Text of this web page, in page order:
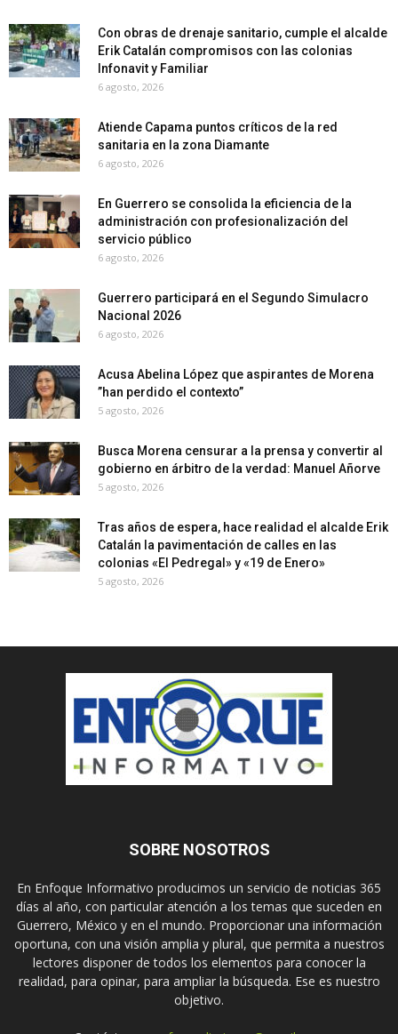
Con obras de drenaje sanitario, cumple el alcalde
Erik Catalán compromisos con las colonias
Infonavit y Familiar
6 agosto, 2026
Atiende Capama puntos críticos de la red
sanitaria en la zona Diamante
6 agosto, 2026
En Guerrero se consolida la eficiencia de la
administración con profesionalización del
servicio público
6 agosto, 2026
Guerrero participará en el Segundo Simulacro
Nacional 2026
6 agosto, 2026
Acusa Abelina López que aspirantes de Morena
”han perdido el contexto”
5 agosto, 2026
Busca Morena censurar a la prensa y convertir al
gobierno en árbitro de la verdad: Manuel Añorve
5 agosto, 2026
Tras años de espera, hace realidad el alcalde Erik
Catalán la pavimentación de calles en las
colonias «El Pedregal» y «19 de Enero»
5 agosto, 2026
SOBRE NOSOTROS
En Enfoque Informativo producimos un servicio de noticias 365
días al año, con particular atención a los temas que suceden en
Guerrero, México y en el mundo. Proporcionar una información
oportuna, con una visión amplia y plural, que permita a nuestros
lectores disponer de todos los elementos para conocer la
realidad, para opinar, para ampliar la búsqueda. Ese es nuestro
objetivo.